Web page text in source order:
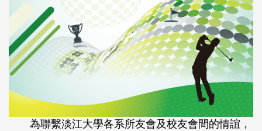
為聯繫淡江大學各系所友會及校友會間的情誼，